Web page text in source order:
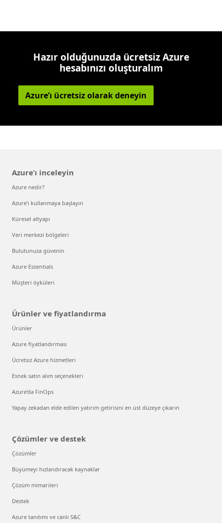
Hazır olduğunuzda ücretsiz Azure
hesabınızı oluşturalım
Azure’ı ücretsiz olarak deneyin
Azure’ı inceleyin
Azure nedir?
Azure’ı kullanmaya başlayın
Küresel altyapı
Veri merkezi bölgeleri
Bulutunuza güvenin
Azure Essentials
Müşteri öyküleri
Ürünler ve fiyatlandırma
Ürünler
Azure fiyatlandırması
Ücretsiz Azure hizmetleri
Esnek satın alım seçenekleri
Azure’da FinOps
Yapay zekadan elde edilen yatırım getirisini en üst düzeye çıkarın
Çözümler ve destek
Çözümler
Büyümeyi hızlandıracak kaynaklar
Çözüm mimarileri
Destek
Azure tanıtımı ve canlı S&C